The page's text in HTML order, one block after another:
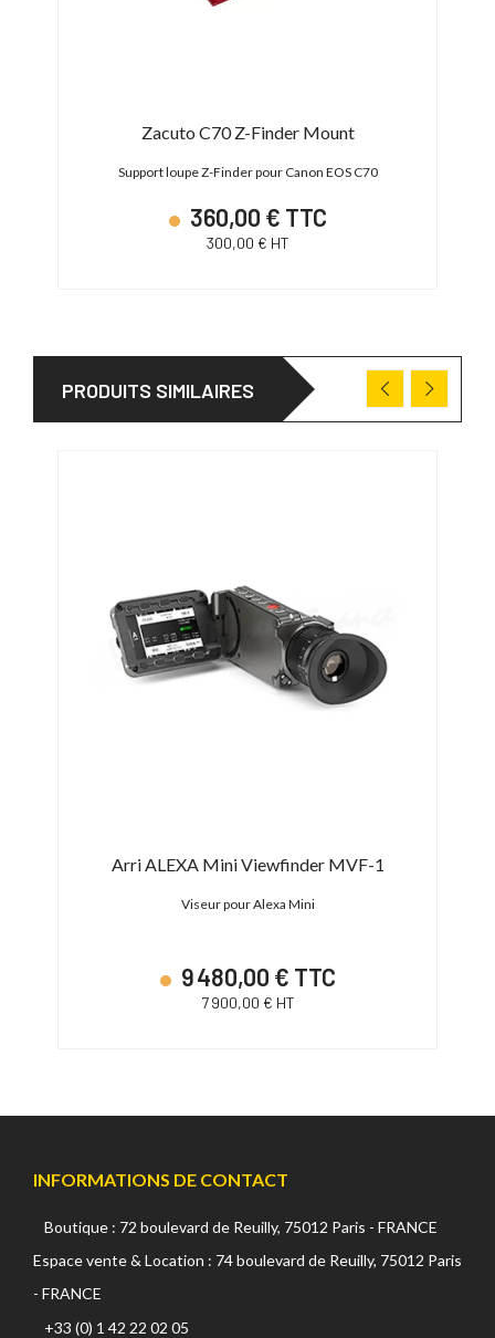
Zacuto C70 Z-Finder Mount
Support loupe Z-Finder pour Canon EOS C70
360,00 € TTC
300,00 € HT
PRODUITS SIMILAIRES
Arri ALEXA Mini Viewfinder MVF-1
Viseur pour Alexa Mini
9 480,00 € TTC
7 900,00 € HT
INFORMATIONS DE CONTACT
Boutique : 72 boulevard de Reuilly, 75012 Paris - FRANCE
Espace vente & Location : 74 boulevard de Reuilly, 75012 Paris
- FRANCE
+33 (0) 1 42 22 02 05